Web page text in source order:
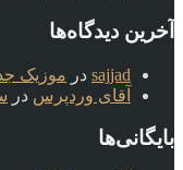
آخرین دیدگاه‌ها
sajjad در موزیک
آقای وردپرس در
بایگانی‌ها